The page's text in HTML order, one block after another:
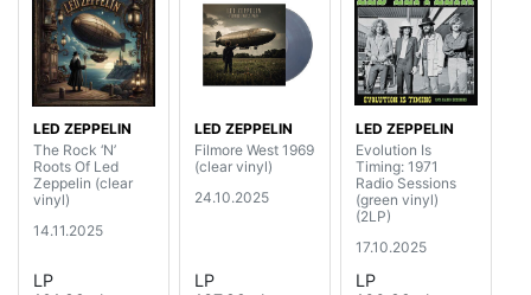
LED ZEPPELIN
The Rock ‘N’
Roots Of Led
Zeppelin (clear
vinyl)
14.11.2025
LP
LED ZEPPELIN
Filmore West 1969
(clear vinyl)
24.10.2025
LP
LED ZEPPELIN
Evolution Is
Timing: 1971
Radio Sessions
(green vinyl)
(2LP)
17.10.2025
LP